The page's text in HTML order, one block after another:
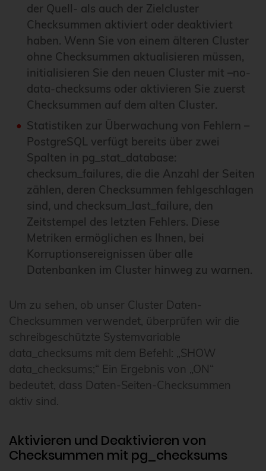
der Quell- als auch der Zielcluster
Checksummen aktiviert oder deaktiviert
haben. Wenn Sie von einem älteren Cluster
ohne Checksummen aktualisieren müssen,
initialisieren Sie den neuen Cluster mit –no-
data-checksums oder aktivieren Sie zuerst
Checksummen auf dem alten Cluster.
Statistiken zur Überwachung von Fehlern –
PostgreSQL verfügt bereits über zwei
Spalten in pg_stat_database:
checksum_failures, die die Anzahl der Seiten
zählen, deren Checksummen fehlgeschlagen
sind, und checksum_last_failure, den
Zeitstempel des letzten Fehlers. Diese
Metriken ermöglichen es Ihnen, bei
Korruptionsereignissen über alle
Datenbanken im Cluster hinweg zu warnen.
Um zu sehen, ob unser Cluster Daten-
Checksummen verwendet, überprüfen wir die
schreibgeschützte Systemvariable
data_checksums mit dem Befehl: „SHOW
data_checksums;“ Ein Ergebnis von „ON“
bedeutet, dass Daten-Seiten-Checksummen
aktiv sind.
Aktivieren und Deaktivieren von
Checksummen mit pg_checksums